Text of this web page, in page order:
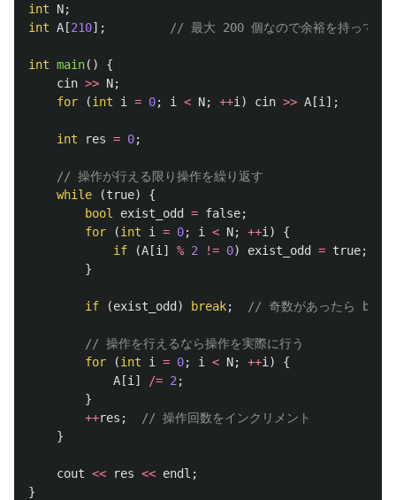
int N;
int A [210]; // 最大 200 個なので余裕を持って
int main()
{
cin >> N;
for
(int i = 0; i < N; ++i ) cin >> A [i ];
int res = 0;
// 操作が行える限り操作を繰り返す
while
(true)
{
bool
exist_odd = false;
for
(int i = 0; i < N; ++i )
{
if
(A [i ] % 2 != 0) exist_odd = true;
}
if (exist_odd ) break; // 奇数があったら
// 操作を行えるなら操作を実際に行う
for
(int i = 0; i < N; ++i )
{
A [i ] /= 2 ;
}
++res ;
// 操作回数をインクリメント
}
cout << res << endl ;
}